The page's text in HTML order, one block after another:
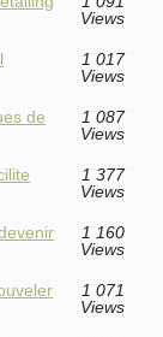
Views
1 017
Views
de
1 087
Views
1 377
Views
1 160
Views
1 071
Views